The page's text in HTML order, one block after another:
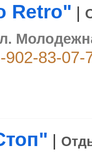
Retro"
902-83-07-